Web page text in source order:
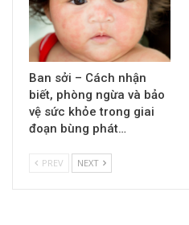
Ban sởi – Cách nhận
biết, phòng ngừa và bảo
vệ sức khỏe trong giai
đoạn bùng phát…
PREV NEXT